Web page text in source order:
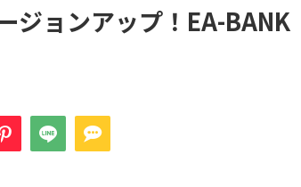
ジョンアップ！EA-BANK